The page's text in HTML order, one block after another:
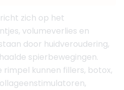
zich op het
volumeverlies en
door huidveroudering,
spierbewegingen.
kunnen fillers, botox,